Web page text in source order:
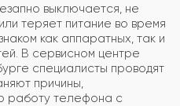
выключается, не
теряет питание во время
как аппаратных, так и
В сервисном центре
специалисты проводят
причины,
работу телефона с